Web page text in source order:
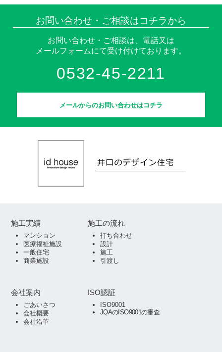
お問い合わせ・ご相談はコチラから
お問い合わせ・ご相談は、電話又は
メールフォームにて受け付けております。
0532-45-2211
メールからのお問い合わせはコチラ
施工実績
マンション
医療福祉施設
一般住宅
商業施設
施工の流れ
打ち合わせ
設計
施工
引渡し
会社案内
ごあいさつ
会社概要
会社沿革
ISO認証
ISO9001
JQAのISO9001の審査